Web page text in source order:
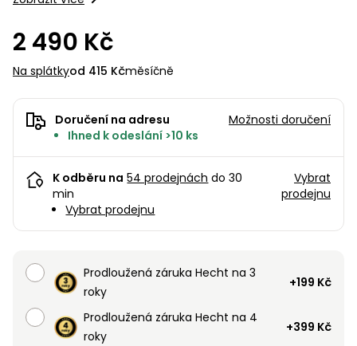
Příslušenství
k sekačkám
nože
Zahradní
válce
Špalíkovače
Fukary,
vysavače
kolečka
Čerpadla
a
Postřikovače
a rosiče
Vysokotlaké
do
konve
Stíníci
textilie
Soustruhy
Bagry
Vibrační
pěchy
stavební
stroje
Řezačky
betonu
asfaltu
přístroje
Ventilátory,
klimatizace
Přilby
Doplňky
filtrace
PROMINENT
2 490 Kč
Na splátkyod 415 Kčměsíčně
Doručení na adresu
Ihned k odeslání >10 ks
Možnosti doručení
K odběru na 54 prodejnách do 30
min
Vybrat prodejnu
Vybrat
prodejnu
Prodloužená záruka Hecht na 3
roky
+199 Kč
Prodloužená záruka Hecht na 4
roky
+399 Kč